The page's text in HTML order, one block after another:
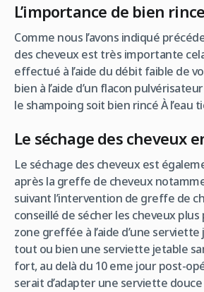
L’importance de bien
Comme nous l’avons indiqué
des cheveux est très importante
effectué à l’aide du débit faible de
bien à l’aide d’un flacon
le shampoing soit bien rincé À l’eau
Le séchage des cheveux
Le séchage des cheveux est
après la greffe de cheveux
suivant l’intervention de greffe de
conseillé de sécher les cheveux
zone greffée à l’aide d’une
tout ou bien une serviette jetable
fort, au delà du 10 eme jour post-
serait d’adapter une serviette